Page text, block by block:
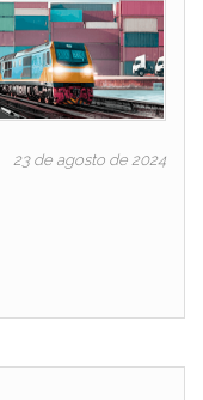
23 de agosto de 2024